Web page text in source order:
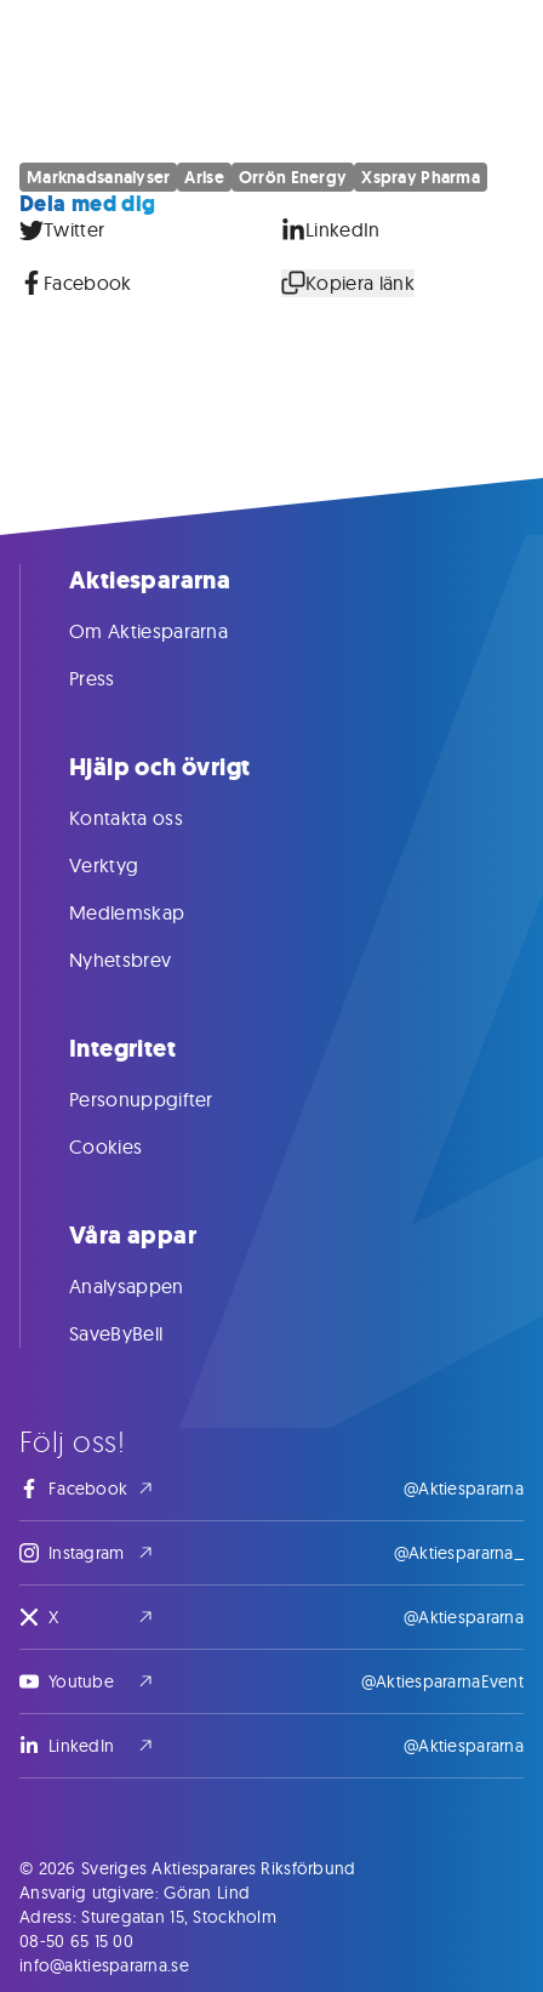
Marknadsanalyser Arise Orrön Energy Xspray Pharma
Dela med dig
Twitter LinkedIn
Facebook Kopiera länk
Följ oss!
Facebook @Aktiespararna
Instagram @Aktiespararna_
X @Aktiespararna
Youtube @AktiespararnaEvent
LinkedIn @Aktiespararna
Aktiespararna
Om Aktiespararna
Press
Hjälp och övrigt
Kontakta oss
Verktyg
Medlemskap
Nyhetsbrev
Integritet
Personuppgifter
Cookies
Våra appar
Analysappen
SaveByBell
© 2026 Sveriges Aktiesparares Riksförbund
Ansvarig utgivare: Göran Lind
Adress: Sturegatan 15, Stockholm
08-50 65 15 00
info@aktiespararna.se